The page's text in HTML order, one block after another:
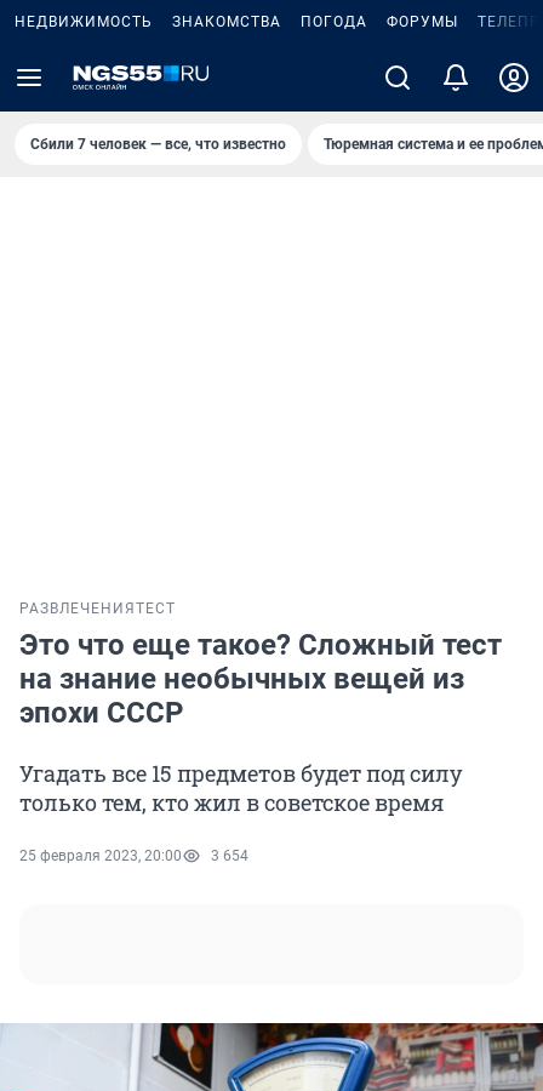
НЕДВИЖИМОСТЬ ЗНАКОМСТВА ПОГОДА ФОРУМЫ
Сбили 7 человек — все, что известно Тюремная система и ее
РАЗВЛЕЧЕНИЯ ТЕСТ
Это что еще такое? Сложный тест
на знание необычных вещей из
эпохи СССР
Угадать все 15 предметов будет под силу
только тем, кто жил в советское время
25 февраля 2023, 20:00 3 654